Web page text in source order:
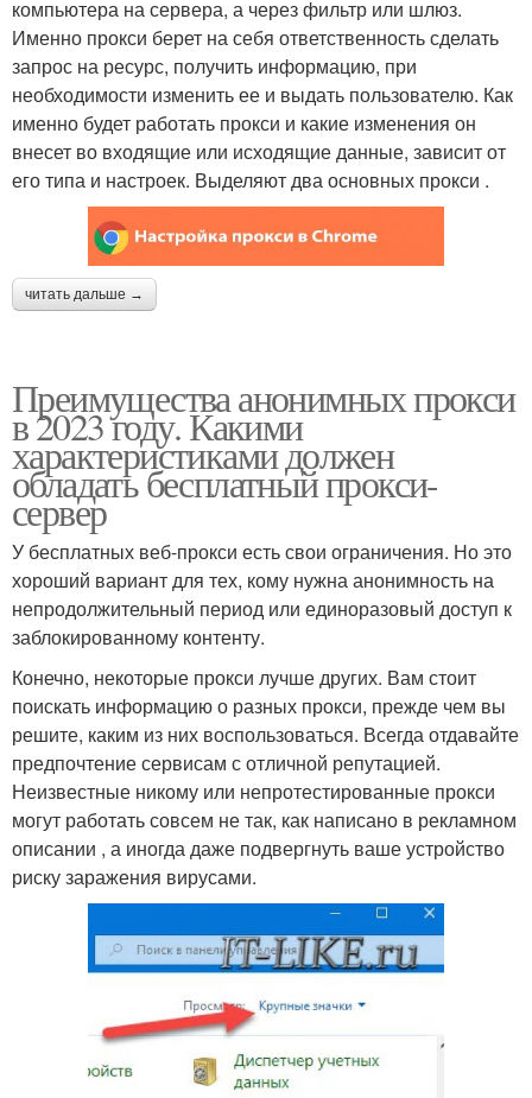
компьютера на сервера, а через фильтр или шлюз.
Именно прокси берет на себя ответственность сделать
запрос на ресурс, получить информацию, при
необходимости изменить ее и выдать пользователю. Как
именно будет работать прокси и какие изменения он
внесет во входящие или исходящие данные, зависит от
его типа и настроек. Выделяют два основных прокси .
читать дальше →
Преимущества анонимных прокси
в 2023 году. Какими
характеристиками должен
обладать бесплатный прокси-
сервер
У бесплатных веб-прокси есть свои ограничения. Но это
хороший вариант для тех, кому нужна анонимность на
непродолжительный период или единоразовый доступ к
заблокированному контенту.
Конечно, некоторые прокси лучше других. Вам стоит
поискать информацию о разных прокси, прежде чем вы
решите, каким из них воспользоваться. Всегда отдавайте
предпочтение сервисам с отличной репутацией.
Неизвестные никому или непротестированные прокси
могут работать совсем не так, как написано в рекламном
описании , а иногда даже подвергнуть ваше устройство
риску заражения вирусами.